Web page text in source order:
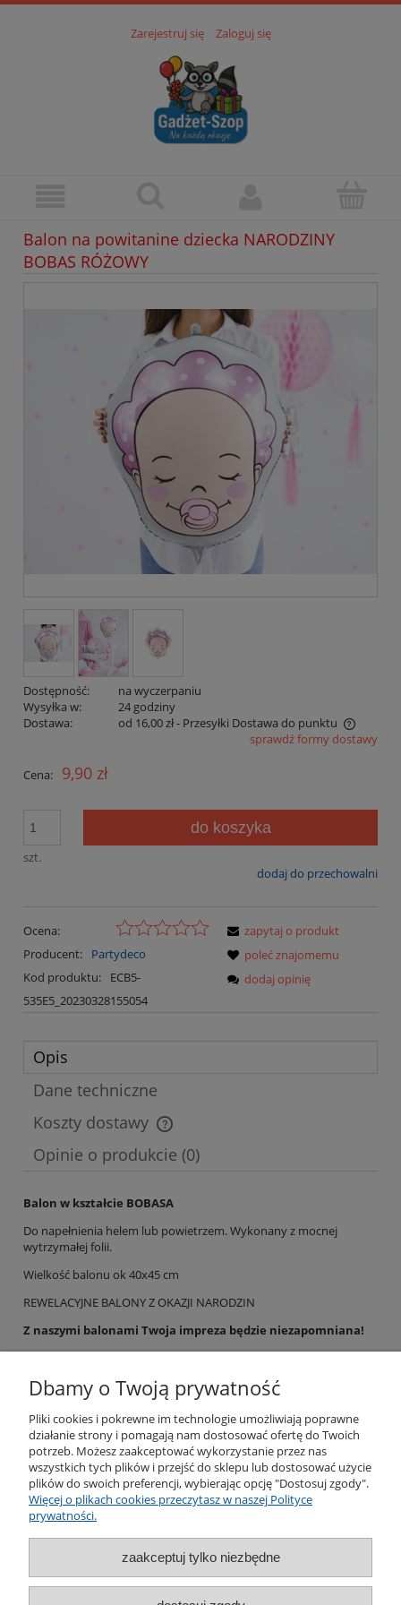
Zarejestruj się Zaloguj się
Balon na powitanine dziecka NARODZINY
BOBAS RÓŻOWY
Dostępność:
na wyczerpaniu
Wysyłka w:
24 godziny
Dostawa:
od 16,00 zł- Przesyłki Dostawa do punktu
Cena nie zawiera ewentualnych kosztów płatnościsprawdź formy dostawy
Cena: 9,90 zł
szt.
do koszyka
dodaj do przechowalni
Ocena:
Producent:
Partydeco
Kod produktu:
ECB5-
535E5_20230328155054
zapytaj o produkt
poleć znajomemu
dodaj opinię
Opis
Dane techniczne
Koszty dostawy
Cena nie zawiera ewentualnych kosztów płatności
Opinie o produkcie (0)
Balon w kształcie BOBASA
Do napełnienia helem lub powietrzem. Wykonany z mocnej
wytrzymałej folii.
Wielkość balonu ok 40x45 cm
REWELACYJNE BALONY Z OKAZJI NARODZIN
Z naszymi balonami Twoja impreza będzie niezapomniana!
Pomoc
Moje konto
Płatności i dostawa
Informacje
Dbamy o Twoją prywatność
Pliki cookies i pokrewne im technologie umożliwiają poprawne
działanie strony i pomagają nam dostosować ofertę do Twoich
potrzeb. Możesz zaakceptować wykorzystanie przez nas
wszystkich tych plików i przejść do sklepu lub dostosować użycie
plików do swoich preferencji, wybierając opcję "Dostosuj zgody".
Więcej o plikach cookies przeczytasz w naszej Polityce
prywatności.
zaakceptuj tylko niezbędne